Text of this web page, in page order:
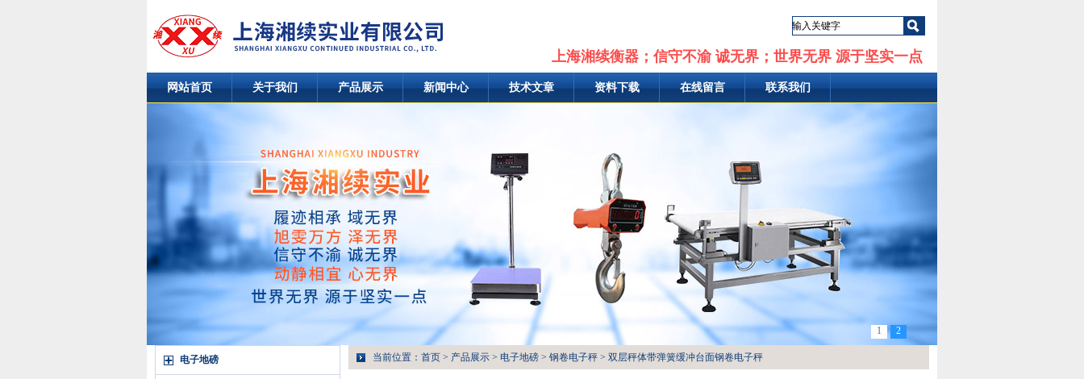
上海湘续衡器；信守不渝 诚无界；世界无界 源于坚实一点
网站首页 关于我们 产品展示 新闻中心 技术文章 资料下载 在线留言 联系我们
1 2
电子地磅 当前位置： 首页 > 产品展示 > 电子地磅 > 钢卷电子秤 > 双层秤体带弹簧缓冲台面钢卷电子秤